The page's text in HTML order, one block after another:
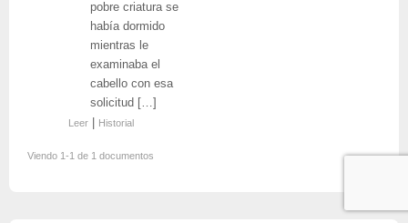
pobre criatura se
había dormido
mientras le
examinaba el
cabello con esa
solicitud […]
Leer Historial
Viendo 1-1 de 1 documentos